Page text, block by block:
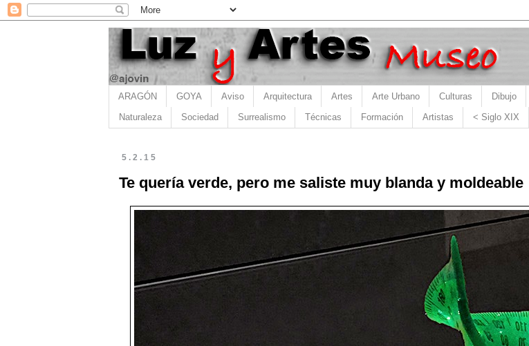
ARAGÓN GOYA Aviso Arquitectura Artes Arte Urbano Culturas Dibujo
Naturaleza Sociedad Surrealismo Técnicas Formación Artistas < Siglo XIX
5.2.15
Te quería verde, pero me saliste muy blanda y moldeable